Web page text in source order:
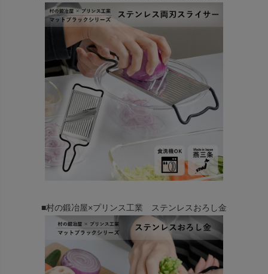
■村の鍛冶屋×プリンス工業 ステンレスおろし金